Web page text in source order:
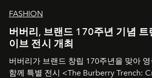
FASHION
버버리, 브랜드 170주년 기념
이브 전시 개최
버버리가 브랜드 창립 170주년을 맞아
함께 특별 전시 <The Burberry Trench: